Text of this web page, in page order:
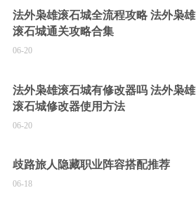
法外枭雄滚石城全流程攻略 法外枭雄
滚石城通关攻略合集
06-20
法外枭雄滚石城有修改器吗 法外枭雄
滚石城修改器使用方法
06-20
歧路旅人隐藏职业阵容搭配推荐
06-18